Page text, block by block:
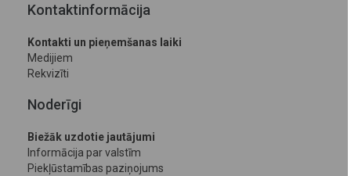
Kontaktinformācija
Kontakti un pieņemšanas laiki
Medijiem
Rekvizīti
Noderīgi
Biežāk uzdotie jautājumi
Informācija par valstīm
Piekļūstamības paziņojums